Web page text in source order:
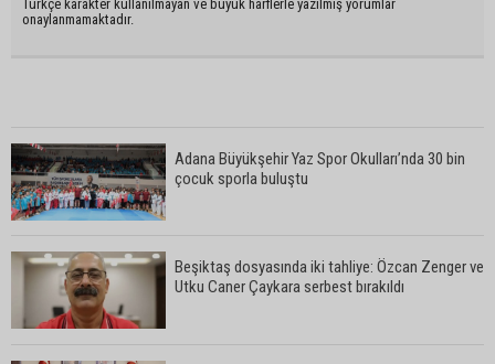
Türkçe karakter kullanılmayan ve büyük harflerle yazılmış yorumlar
onaylanmamaktadır.
Adana Büyükşehir Yaz Spor Okulları’nda 30 bin
çocuk sporla buluştu
Beşiktaş dosyasında iki tahliye: Özcan Zenger ve
Utku Caner Çaykara serbest bırakıldı